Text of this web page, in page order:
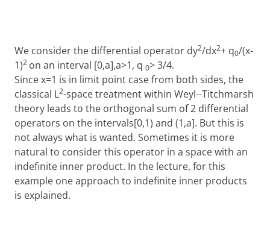
We consider the differential operator dy2/dx2+ q0/(x-
1)2 on an interval [0,a],a>1, q 0> 3/4.
Since x=1 is in limit point case from both sides, the
classical L2-space treatment within Weyl--Titchmarsh
theory leads to the orthogonal sum of 2 differential
operators on the intervals[0,1) and (1,a]. But this is
not always what is wanted. Sometimes it is more
natural to consider this operator in a space with an
indefinite inner product. In the lecture, for this
example one approach to indefinite inner products
is explained.